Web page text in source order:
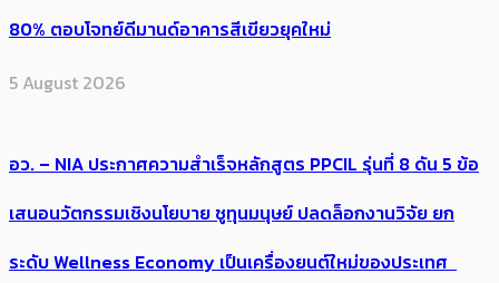
80% ตอบโจทย์ดีมานด์อาคารสีเขียวยุคใหม่
5 August 2026
อว. – NIA ประกาศความสำเร็จหลักสูตร PPCIL รุ่นที่ 8 ดัน 5 ข้อ
เสนอนวัตกรรมเชิงนโยบาย ชูทุนมนุษย์ ปลดล็อกงานวิจัย ยก
ระดับ Wellness Economy เป็นเครื่องยนต์ใหม่ของประเทศ